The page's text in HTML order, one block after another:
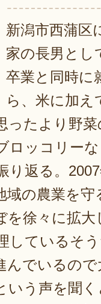
新潟市西蒲区
家の長男とし
卒業と同時に
ら、米に加え
ったより野
ロッコリー
り返る。
域の農業を
を徐々に拡
しているそ
んでいるの
いう声を聞